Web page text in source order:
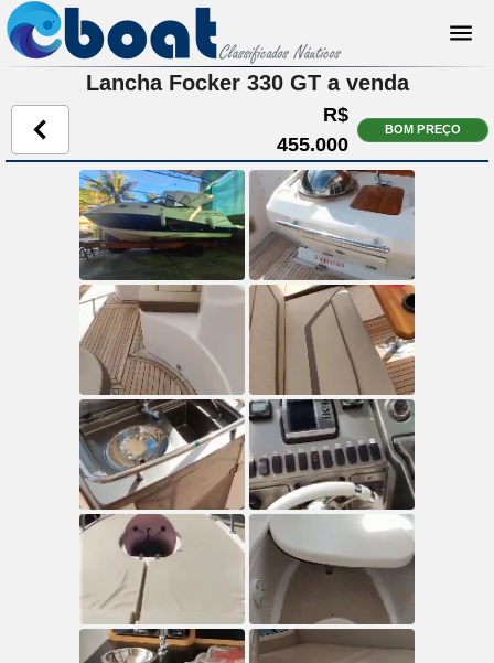
Lancha Focker 330 GT a venda
R$
455.000
BOM PREÇO